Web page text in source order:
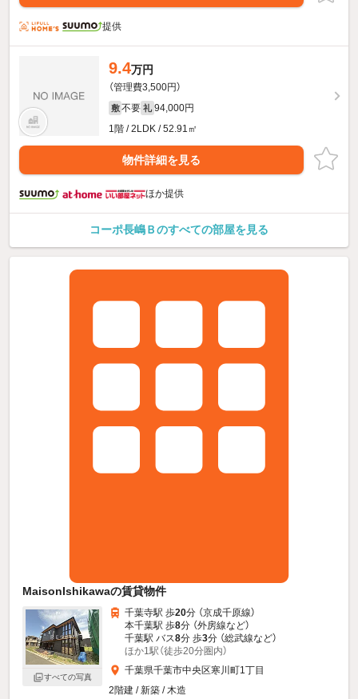
提供
9.4万円
（管理費3,500円）
敷 不要 礼 94,000円
1階 / 2LDK / 52.91㎡
物件詳細を見る
ほか提供
コーポ長嶋Ｂのすべての部屋を見る
MaisonIshikawaの賃貸物件
すべての写真
千葉寺駅 歩20分 （京成千原線）
本千葉駅 歩8分 （外房線など）
千葉駅 バス8分 歩3分 （総武線など）
ほか1駅（徒歩20分圏内）
千葉県千葉市中央区寒川町1丁目
2階建 / 新築 / 木造